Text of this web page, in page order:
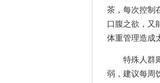
茶，每次控制
口腹之欲，又
体重管理造成
特殊人群则
弱，建议每周